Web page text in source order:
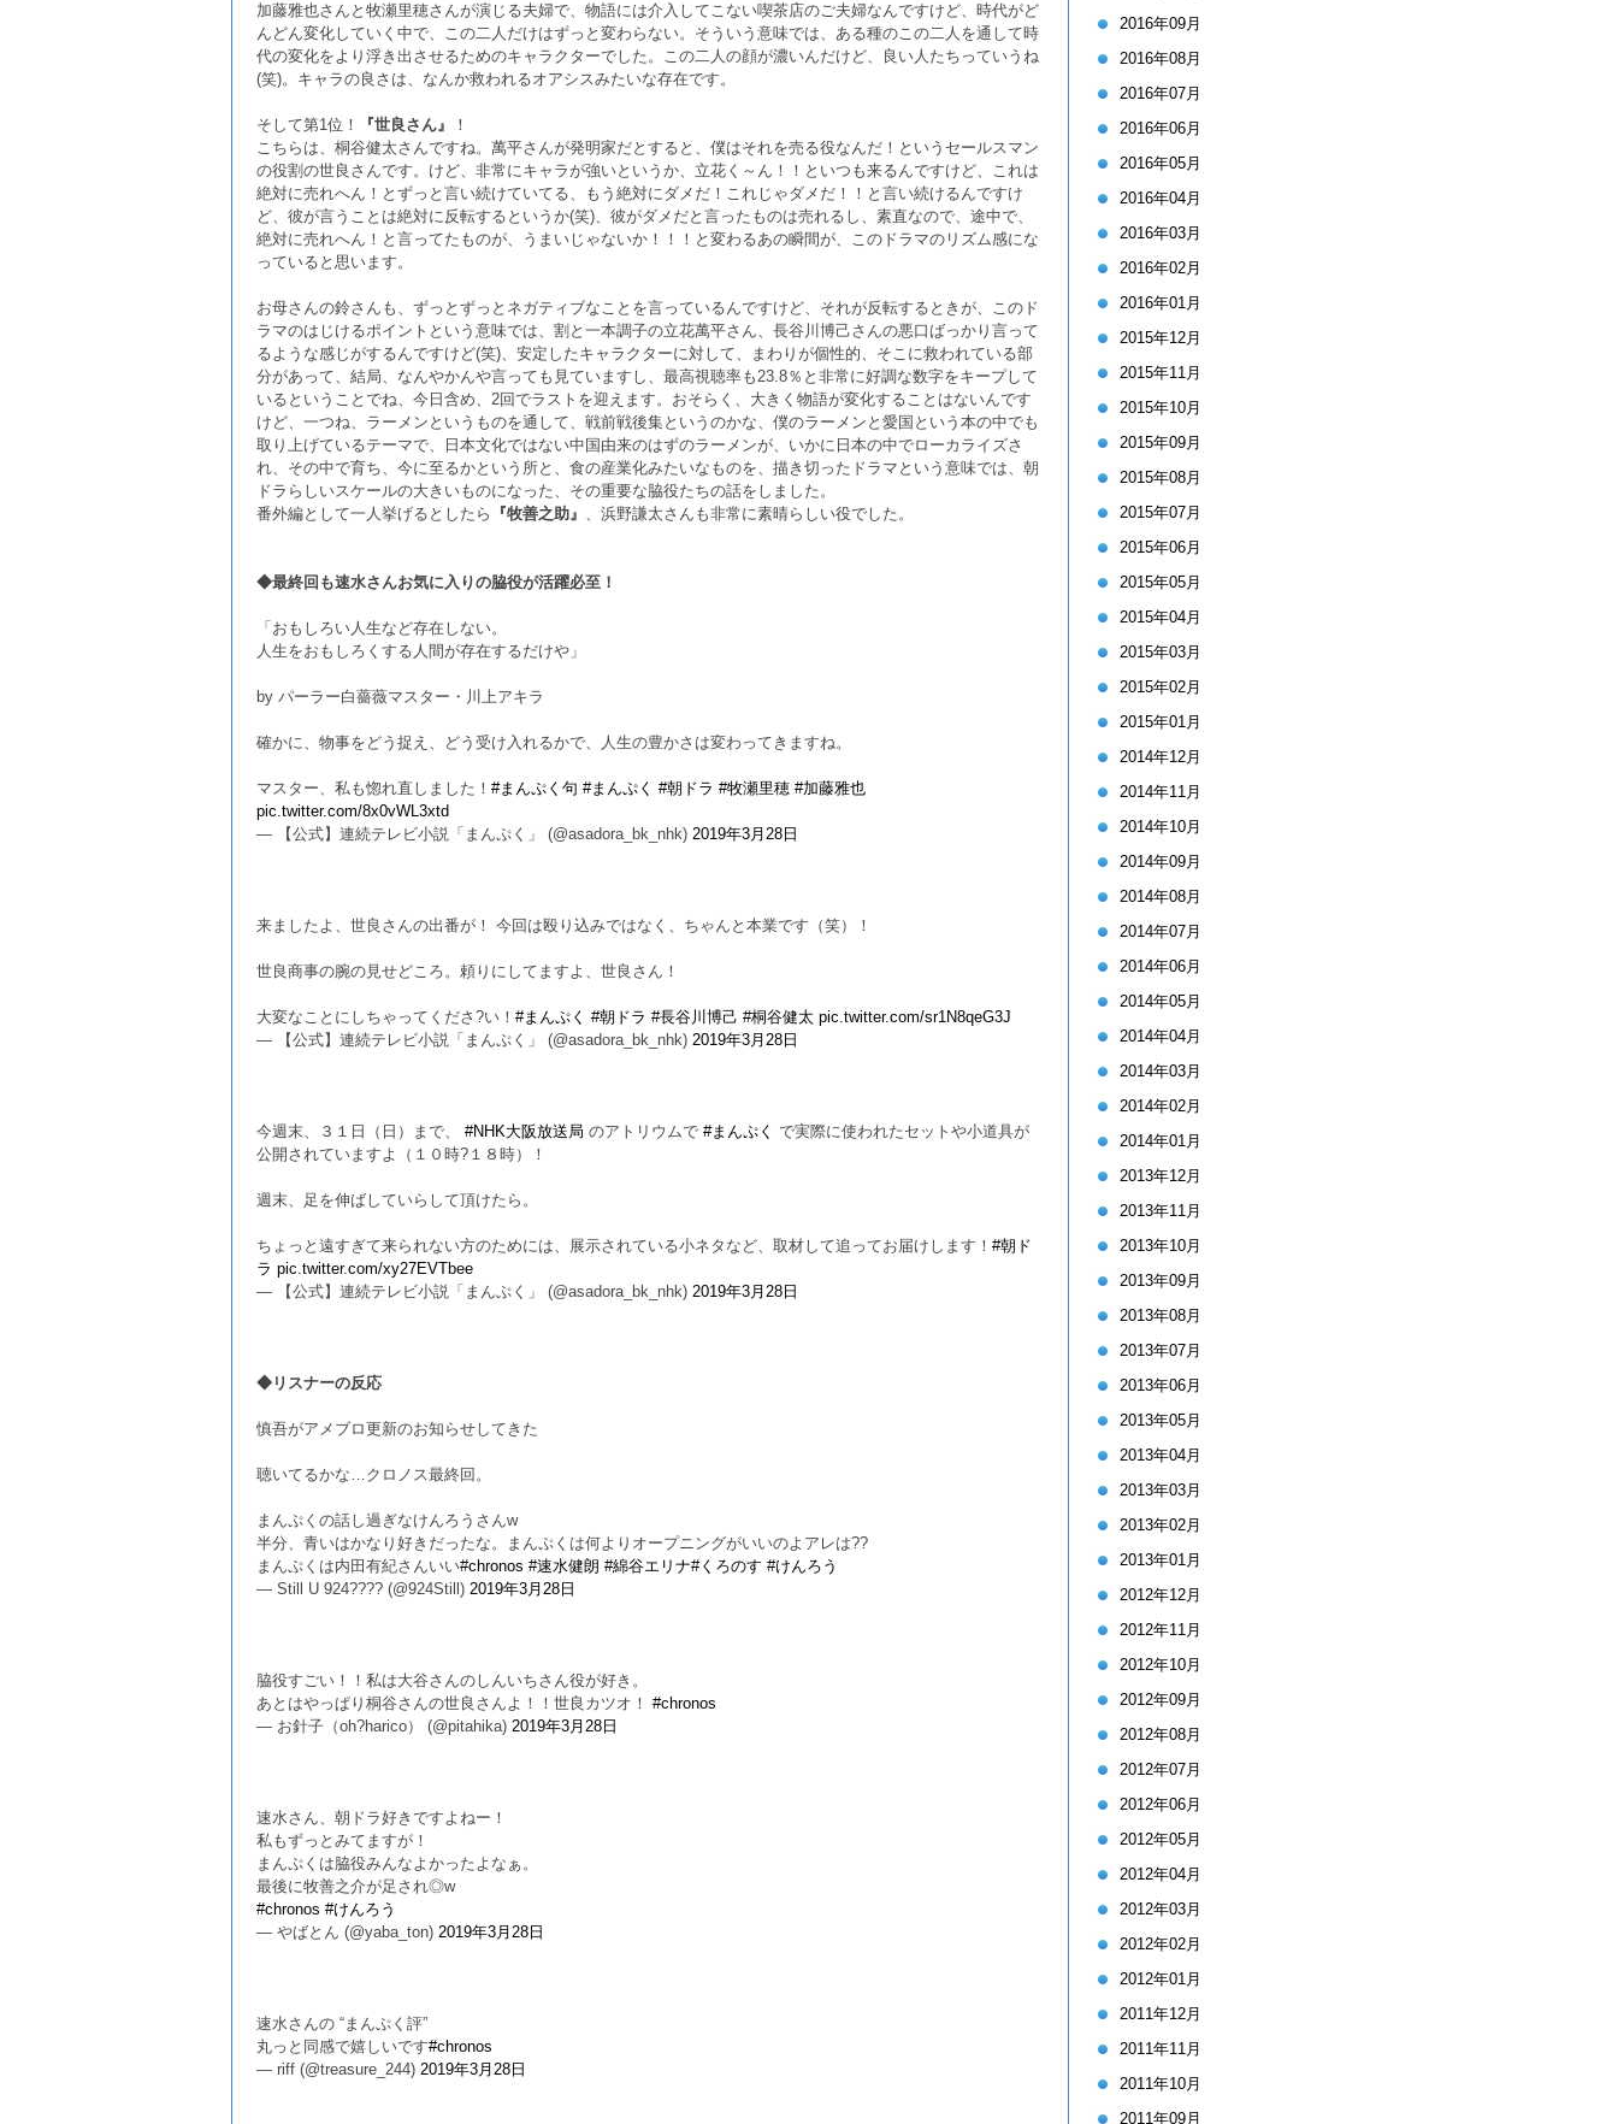
加藤雅也さんと牧瀬里穂さんが演じる夫婦で、物語には介入してこない喫茶店のご夫婦なんですけど、時代がど
んどん変化していく中で、この二人だけはずっと変わらない。そういう意味では、ある種のこの二人を通して時
代の変化をより浮き出させるためのキャラクターでした。この二人の顔が濃いんだけど、良い人たちっていうね
(笑)。キャラの良さは、なんか救われるオアシスみたいな存在です。
そして第1位！ 『世良さん』
！
こちらは、桐谷健太さんですね。萬平さんが発明家だとすると、僕はそれを売る役なんだ！というセールスマン
の役割の世良さんです。けど、非常にキャラが強いというか、立花く～ん！！といつも来るんですけど、これは
絶対に売れへん！とずっと言い続けていてる、もう絶対にダメだ！これじゃダメだ！！と言い続けるんですけ
ど、彼が言うことは絶対に反転するというか(笑)、彼がダメだと言ったものは売れるし、素直なので、途中で、
絶対に売れへん！と言ってたものが、うまいじゃないか！！！と変わるあの瞬間が、このドラマのリズム感にな
っていると思います。
お母さんの鈴さんも、ずっとずっとネガティブなことを言っているんですけど、それが反転するときが、このド
ラマのはじけるポイントという意味では、割と一本調子の立花萬平さん、長谷川博己さんの悪口ばっかり言って
るような感じがするんですけど(笑)、安定したキャラクターに対して、まわりが個性的、そこに救われている部
分があって、結局、なんやかんや言っても見ていますし、最高視聴率も23.8％と非常に好調な数字をキープして
いるということでね、今日含め、2回でラストを迎えます。おそらく、大きく物語が変化することはないんです
けど、一つね、ラーメンというものを通して、戦前戦後集というのかな、僕のラーメンと愛国という本の中でも
取り上げているテーマで、日本文化ではない中国由来のはずのラーメンが、いかに日本の中でローカライズさ
れ、その中で育ち、今に至るかという所と、食の産業化みたいなものを、描き切ったドラマという意味では、朝
ドラらしいスケールの大きいものになった、その重要な脇役たちの話をしました。
番外編として一人挙げるとしたら
『牧善之助』 、浜野謙太さんも非常に素晴らしい役でした。
◆最終回も速水さんお気に入りの脇役が活躍必至！
「おもしろい人生など存在しない。
人生をおもしろくする人間が存在するだけや」
by パーラー白薔薇マスター・川上アキラ
確かに、物事をどう捉え、どう受け入れるかで、人生の豊かさは変わってきますね。
マスター、私も惚れ直しました！ #まんぷく句 #まんぷく #朝ドラ #牧瀬里穂 #加藤雅也
pic.twitter.com/8x0vWL3xtd
— 【公式】連続テレビ小説「まんぷく」 (@asadora_bk_nhk) 2019年3月28日
来ましたよ、世良さんの出番が！ 今回は殴り込みではなく、ちゃんと本業です（笑）！
世良商事の腕の見せどころ。頼りにしてますよ、世良さん！
大変なことにしちゃってくださ?い！ #まんぷく #朝ドラ #長谷川博己 #桐谷健太 pic.twitter.com/sr1N8qeG3J
— 【公式】連続テレビ小説「まんぷく」 (@asadora_bk_nhk) 2019年3月28日
今週末、３１日（日）まで、 #NHK大阪放送局 のアトリウムで #まんぷく で実際に使われたセットや小道具が
公開されていますよ（１０時?１８時）！
週末、足を伸ばしていらして頂けたら。
ちょっと遠すぎて来られない方のためには、展示されている小ネタなど、取材して追ってお届けします！ #朝ド
ラ pic.twitter.com/xy27EVTbee
— 【公式】連続テレビ小説「まんぷく」 (@asadora_bk_nhk) 2019年3月28日
◆リスナーの反応
慎吾がアメブロ更新のお知らせしてきた
聴いてるかな…クロノス最終回。
まんぷくの話し過ぎなけんろうさんw
半分、青いはかなり好きだったな。まんぷくは何よりオープニングがいいのよアレは??
まんぷくは内田有紀さんいい#chronos #速水健朗 #綿谷エリナ#くろのす #けんろう
— Still U 924???? (@924Still) 2019年3月28日
脇役すごい！！私は大谷さんのしんいちさん役が好き。
あとはやっぱり桐谷さんの世良さんよ！！世良カツオ！ #chronos
— お針子（oh?harico） (@pitahika) 2019年3月28日
速水さん、朝ドラ好きですよねー！
私もずっとみてますが！
まんぷくは脇役みんなよかったよなぁ。
最後に牧善之介が足され◎w
#chronos #けんろう
— やばとん (@yaba_ton) 2019年3月28日
速水さんの “まんぷく評”
丸っと同感で嬉しいです#chronos
— riff (@treasure_244) 2019年3月28日
2016年09月
2016年08月
2016年07月
2016年06月
2016年05月
2016年04月
2016年03月
2016年02月
2016年01月
2015年12月
2015年11月
2015年10月
2015年09月
2015年08月
2015年07月
2015年06月
2015年05月
2015年04月
2015年03月
2015年02月
2015年01月
2014年12月
2014年11月
2014年10月
2014年09月
2014年08月
2014年07月
2014年06月
2014年05月
2014年04月
2014年03月
2014年02月
2014年01月
2013年12月
2013年11月
2013年10月
2013年09月
2013年08月
2013年07月
2013年06月
2013年05月
2013年04月
2013年03月
2013年02月
2013年01月
2012年12月
2012年11月
2012年10月
2012年09月
2012年08月
2012年07月
2012年06月
2012年05月
2012年04月
2012年03月
2012年02月
2012年01月
2011年12月
2011年11月
2011年10月
2011年09月